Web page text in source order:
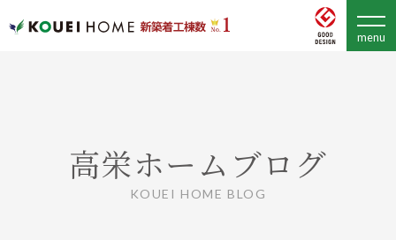
高栄ホームブログ
KOUEI HOME BLOG